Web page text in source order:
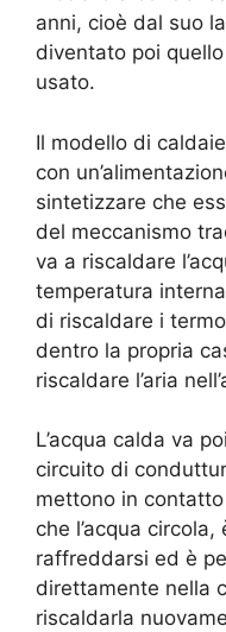
anni, cioè dal suo
diventato poi
usato.
Il modello di
con
sintetizzare che
del meccanismo
va a riscaldare
temperatura
di riscaldare i
dentro la propria
riscaldare l’aria
L’acqua calda va
circuito di
mettono in
che l’acqua
raffreddarsi ed è
direttamente nella
riscaldarla